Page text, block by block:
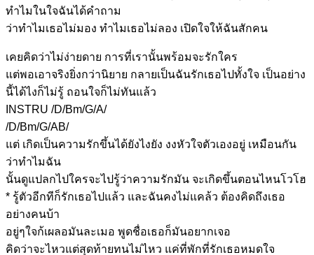
ทำไมในใจฉันได้คำถาม
ว่าทำไมเธอไม่มอง ทำไมเธอไม่ลอง เปิดใจให้ฉันสักคน
เคยคิดว่าไม่ง่ายดาย การที่เรานั้นพร้อมจะรักใคร
แต่พอเอาจริงยิ่งกว่านิยาย กลายเป็นฉันรักเธอไปทั้งใจ เป็นอย่าง
นี้ได้ไงก็ไม่รู้ ถอนใจก็ไม่ทันแล้ว
INSTRU /D/Bm/G/A/
/D/Bm/G/AB/
แต่ เกิดเป็นความรักขึ้นได้ยังไงยัง งงหัวใจตัวเองอยู่ เหมือนกัน
ว่าทำไมฉัน
นั้นดูแปลกไปใครจะไปรู้ว่าความรักมัน จะเกิดขึ้นตอนไหนโวโฮ
* รู้ตัวอีกทีก็รักเธอไปแล้ว และฉันคงไม่แคล้ว ต้องคิดถึงเธอ
อย่างคนบ้า
อยู่ๆใจก้เผลอมันละเมอ พูดชื่อเธอก็มันอยากเจอ
คิดว่าจะไหวแต่สุดท้ายทนไม่ไหว แค่ที่พักที่รักเธอหมดใจ